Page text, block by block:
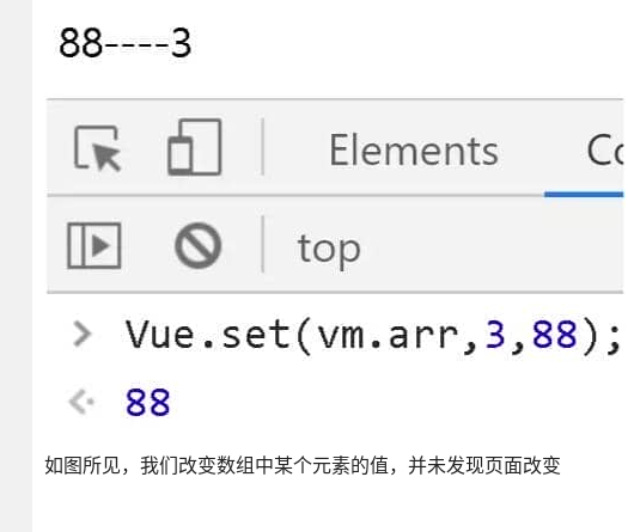
如图所见，我们改变数组中某个元素的值，并未发现页面改变